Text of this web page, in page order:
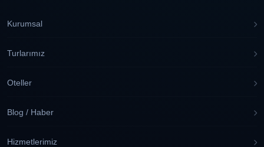
Kurumsal
Turlarımız
Oteller
Blog / Haber
Hizmetlerimiz